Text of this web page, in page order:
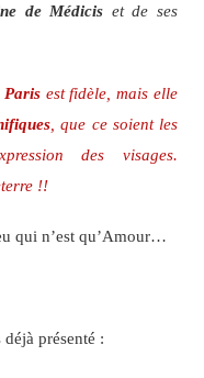
de Médicis et de ses
Parisest fidèle, mais elle
, que ce soient les
des visages.
!!
qui n’est qu’Amour…
présenté :